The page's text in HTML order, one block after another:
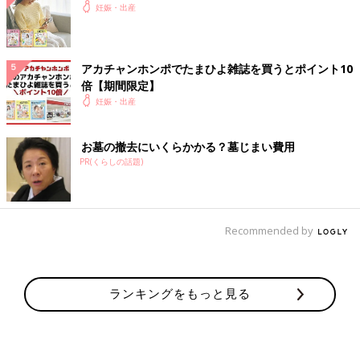
妊娠・出産
アカチャンホンポでたまひよ雑誌を買うとポイント10
倍【期間限定】
妊娠・出産
お墓の撤去にいくらかかる？墓じまい費用
PR(くらしの話題)
Recommended by
ランキングをもっと見る